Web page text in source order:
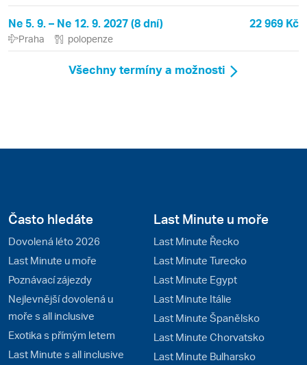
Ne 5. 9. – Ne 12. 9. 2027 (8 dní) 22 969 Kč
Praha polopenze
Všechny termíny a možnosti
Často hledáte
Dovolená léto 2026
Last Minute u moře
Poznávací zájezdy
Nejlevnější dovolená u
moře s all inclusive
Exotika s přímým letem
Last Minute s all inclusive
Last Minute u moře
Last Minute Řecko
Last Minute Turecko
Last Minute Egypt
Last Minute Itálie
Last Minute Španělsko
Last Minute Chorvatsko
Last Minute Bulharsko